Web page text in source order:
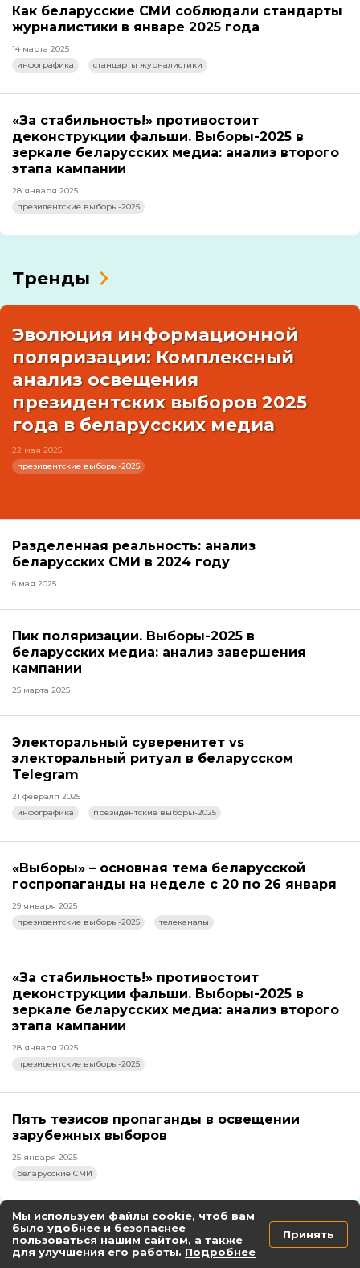
Как беларусские СМИ соблюдали стандарты
журналистики в январе 2025 года
14 марта 2025
инфографика
стандарты журналистики
«За стабильность!» противостоит
деконструкции фальши. Выборы-2025 в
зеркале беларусских медиа: анализ второго
этапа кампании
28 января 2025
президентские выборы-2025
Тренды
Эволюция информационной
поляризации: Комплексный
анализ освещения
президентских выборов 2025
года в беларусских медиа
22 мая 2025
президентские выборы-2025
Разделенная реальность: анализ
беларусских СМИ в 2024 году
6 мая 2025
Пик поляризации. Выборы-2025 в
беларусских медиа: анализ завершения
кампании
25 марта 2025
Электоральный суверенитет vs
электоральный ритуал в беларусском
Telegram
21 февраля 2025
инфографика
президентские выборы-2025
«Выборы» – основная тема беларусской
госпропаганды на неделе с 20 по 26 января
29 января 2025
президентские выборы-2025
телеканалы
«За стабильность!» противостоит
деконструкции фальши. Выборы-2025 в
зеркале беларусских медиа: анализ второго
этапа кампании
28 января 2025
президентские выборы-2025
Пять тезисов пропаганды в освещении
зарубежных выборов
25 января 2025
беларусские СМИ
Всячина
Мы используем файлы cookie, чтоб вам
было удобнее и безопаснее
пользоваться нашим сайтом, а также
для улучшения его работы. Подробнее
Принять